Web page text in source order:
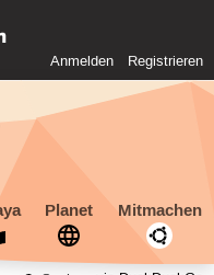
Anmelden Registrieren
Planet Mitmachen